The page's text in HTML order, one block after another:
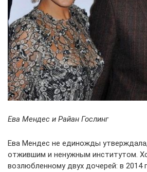
Ева Мендес и Райан Гослинг
Ева Мендес не единожды
отжившим и ненужным институтом.
возлюбленному двух дочерей: в 2014